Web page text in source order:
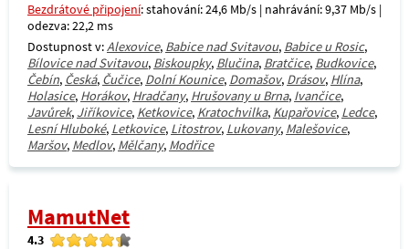
Bezdrátové připojení: stahování: 24,6 Mb/s | nahrávání: 9,37 Mb/s |
odezva: 22,2 ms
Dostupnost v:Alexovice, Babice nad Svitavou, Babice u Rosic,
Bílovice nad Svitavou, Biskoupky, Blučina, Bratčice, Budkovice,
Čebín, Česká, Čučice, Dolní Kounice, Domašov, Drásov, Hlína,
Holasice, Horákov, Hradčany, Hrušovany u Brna, Ivančice,
Javůrek, Jiříkovice, Ketkovice, Kratochvilka, Kupařovice, Ledce,
Lesní Hluboké, Letkovice, Litostrov, Lukovany, Malešovice,
Maršov, Medlov, Mělčany, Modřice
MamutNet
4.3